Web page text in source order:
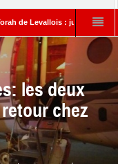
: jusqu’à quand le
nous attaquez, notre
les deux
chez